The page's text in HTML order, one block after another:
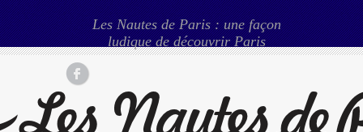
Les Nautes de Paris : une façon
ludique de découvrir Paris